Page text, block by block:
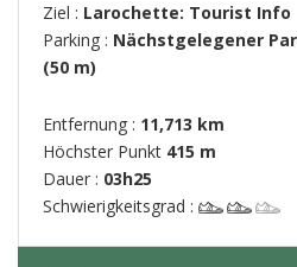
Ziel : Larochette: Tourist Info
Parking : Nächstgelegener
(50 m)
Entfernung : 11,713 km
Höchster Punkt 415 m
Dauer : 03h25
Schwierigkeitsgrad :